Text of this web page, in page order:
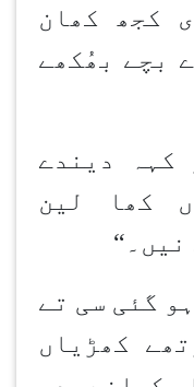
کجھ کھان
بچے بھُکھے
کہہ دیندے
کھا لین
“
گئی سی تے
کھڑیاں